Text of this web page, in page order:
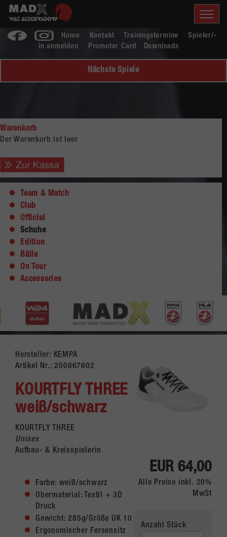
Home Kontakt Trainingstermine
Spieler/-
in anmelden
Promoter Card Downloads
Nächste Spiele
Warenkorb
Der Warenkorb ist leer
Team & Match
Club
Official
Schuhe
Edition
Bälle
On Tour
Accessories
Hersteller: KEMPA
Artikel Nr.:200867602
KOURTFLY THREE
weiß/schwarz
KOURTFLY THREE
Unisex
Aufbau- & Kreisspielerin
Farbe: weiß/schwarz
Obermaterial: Textil + 3D
Druck
Gewicht: 285g/Größe UK 10
Ergonomischer Fersensitz
EUR 64,00
Alle Preise inkl. 20%
MwSt
Anzahl Stück